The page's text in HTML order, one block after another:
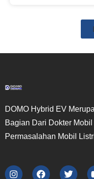
DOMO Hybrid EV
Bagian Dari Dokter
Permasalahan Mobil